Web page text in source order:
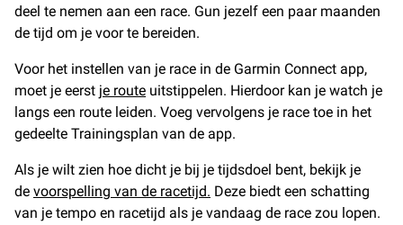
deel te nemen aan een race. Gun jezelf een paar maanden
de tijd om je voor te bereiden.
Voor het instellen van je race in de Garmin Connect app,
moet je eerst je route uitstippelen. Hierdoor kan je watch je
langs een route leiden. Voeg vervolgens je race toe in het
gedeelte Trainingsplan van de app.
Als je wilt zien hoe dicht je bij je tijdsdoel bent, bekijk je
de voorspelling van de racetijd. Deze biedt een schatting
van je tempo en racetijd als je vandaag de race zou lopen.